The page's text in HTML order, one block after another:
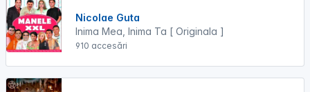
Nicolae Guta
Inima Mea, Inima Ta [ Originala ]
910 accesări